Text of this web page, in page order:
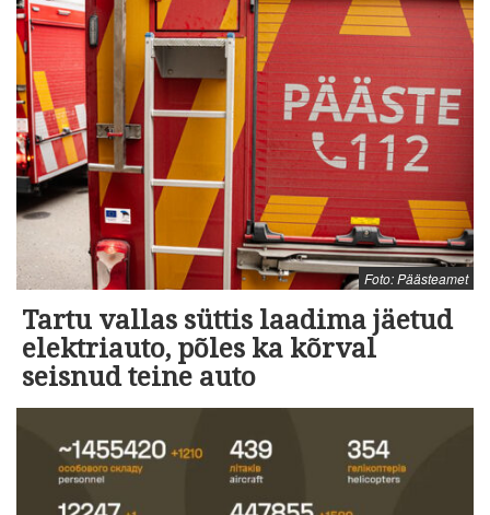
Foto: Päästeamet
Tartu vallas süttis laadima jäetud
elektriauto, põles ka kõrval
seisnud teine auto